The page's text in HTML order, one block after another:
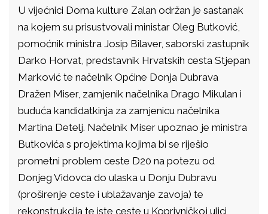
U vijećnici Doma kulture Zalan održan je sastanak
na kojem su prisustvovali ministar Oleg Butković,
pomoćnik ministra Josip Bilaver, saborski zastupnik
Darko Horvat, predstavnik Hrvatskih cesta Stjepan
Marković te načelnik Općine Donja Dubrava
Dražen Miser, zamjenik načelnika Drago Mikulan i
buduća kandidatkinja za zamjenicu načelnika
Martina Detelj. Načelnik Miser upoznao je ministra
Butkovića s projektima kojima bi se riješio
prometni problem ceste D20 na potezu od
Donjeg Vidovca do ulaska u Donju Dubravu
(proširenje ceste i ublažavanje zavoja) te
rekonstrukcija te iste ceste u Koprivničkoj ulici